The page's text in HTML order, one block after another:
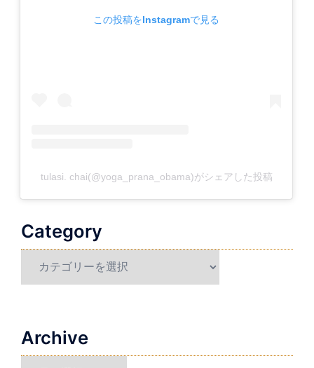
この投稿をInstagramで見る
tulasi. chai(@yoga_prana_obama)がシェアした投稿
Category
Archive